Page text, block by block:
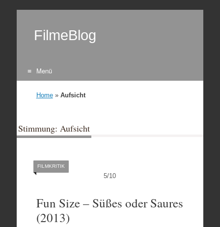
FilmeBlog
Menü
Home» Aufsicht
Stimmung: Aufsicht
5/10
FILMKRITIK
Fun Size – Süßes oder Saures
(2013)